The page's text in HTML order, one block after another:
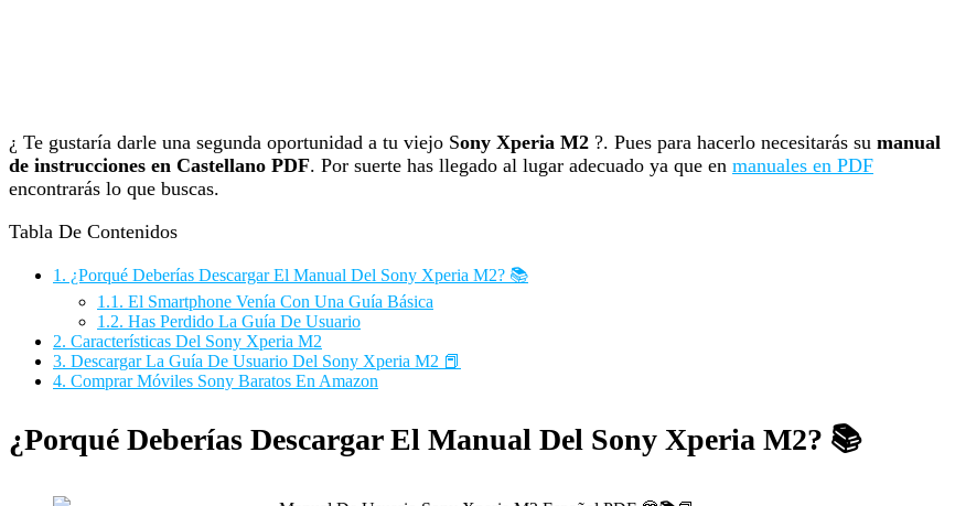
¿ Te gustaría darle una segunda oportunidad a tu viejo Sony Xperia M2 ?. Pues para hacerlo necesitarás su manual
de instrucciones en Castellano PDF. Por suerte has llegado al lugar adecuado ya que en manuales en PDF
encontrarás lo que buscas.
Tabla De Contenidos
1. ¿Porqué Deberías Descargar El Manual Del Sony Xperia M2? 📚
1.1. El Smartphone Venía Con Una Guía Básica
1.2. Has Perdido La Guía De Usuario
2. Características Del Sony Xperia M2
3. Descargar La Guía De Usuario Del Sony Xperia M2 📕
4. Comprar Móviles Sony Baratos En Amazon
¿Porqué Deberías Descargar El Manual Del Sony Xperia M2? 📚